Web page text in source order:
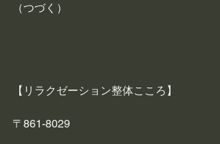
（つづく）
【リラクゼーション整体こころ】
〒861-8029